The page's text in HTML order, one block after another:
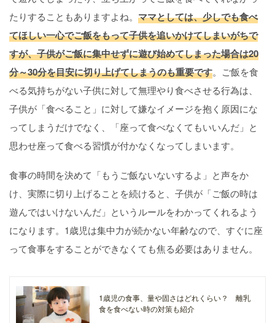
たりすることもありますよね。 ママとしては、少しでも食べ
てほしい一心でご飯をもって子供を追いかけてしまいがちで
すが、子供がご飯に集中せずに遊び始めてしまった場合は20
分～30分を目安に切り上げてしまうのも重要です。ご飯を食
べる気持ちがない子供に対して無理やり食べさせる行為は、
子供が「食べること」に対して嫌なイメージを抱く原因にな
ってしまうだけでなく、「座って食べなくてもいいんだ」と
思わせ座って食べる習慣が付かなくなってしまいます。
食事の時間を決めて「もうご飯ないないするよ」と声をか
け、実際に切り上げることを続けると、子供が「ご飯の時は
遊んではいけないんだ」というルールをわかってくれるよう
になります。1歳児は集中力が続かない年齢なので、すぐに座
って食事をすることができなくても焦る必要はありません。
1歳児の食事、量や固さはどれくらい？ 離乳
食を食べない時の対策も紹介